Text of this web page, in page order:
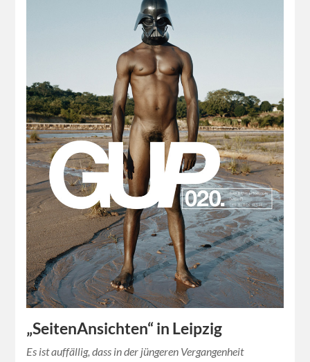
„SeitenAnsichten“ in Leipzig
Es ist auffällig, dass in der jüngeren Vergangenheit